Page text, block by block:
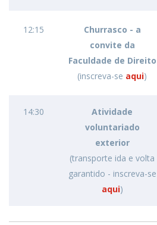
12:15
Churrasco - a
convite da
Faculdade de Direito
(inscreva-se aqui)
14:30
Atividade
voluntariado
exterior
(transporte ida e volta
garantido - inscreva-se
aqui)